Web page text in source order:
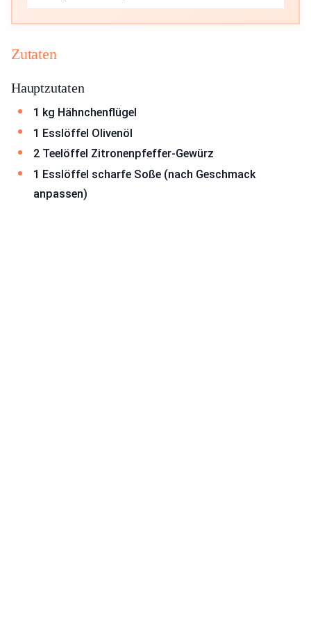
Zutaten
Hauptzutaten
1 kg Hähnchenflügel
1 Esslöffel Olivenöl
2 Teelöffel Zitronenpfeffer-Gewürz
1 Esslöffel scharfe Soße (nach Geschmack
anpassen)